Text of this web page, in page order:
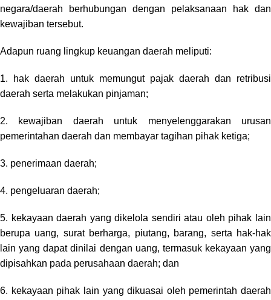
negara/daerah berhubungan dengan pelaksanaan hak dan
kewajiban tersebut.
Adapun ruang lingkup keuangan daerah meliputi:
1. hak daerah untuk memungut pajak daerah dan retribusi
daerah serta melakukan pinjaman;
2. kewajiban daerah untuk menyelenggarakan urusan
pemerintahan daerah dan membayar tagihan pihak ketiga;
3. penerimaan daerah;
4. pengeluaran daerah;
5. kekayaan daerah yang dikelola sendiri atau oleh pihak lain
berupa uang, surat berharga, piutang, barang, serta hak-hak
lain yang dapat dinilai dengan uang, termasuk kekayaan yang
dipisahkan pada perusahaan daerah; dan
6. kekayaan pihak lain yang dikuasai oleh pemerintah daerah